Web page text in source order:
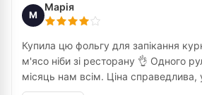
М
Марія
Купила цю фольгу для запікання
м'ясо ніби зі ресторану 👌 Одного
місяць нам всім. Ціна справедлива,